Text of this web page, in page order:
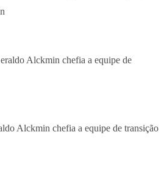
Alckmin chefia a equipe de transição